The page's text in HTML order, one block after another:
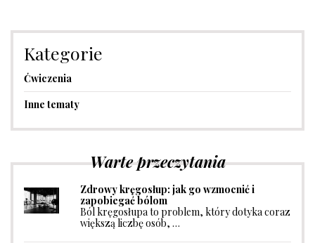
Kategorie
Ćwiczenia
Inne tematy
Warte przeczytania
Zdrowy kręgosłup: jak go wzmocnić i
zapobiegać bólom
Ból kręgosłupa to problem, który dotyka coraz
większą liczbę osób, …